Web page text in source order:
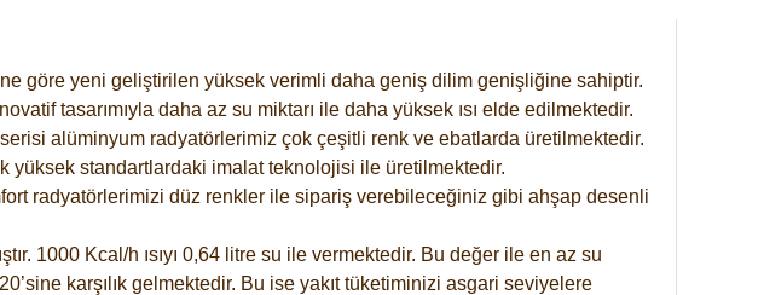
göre yeni geliştirilen yüksek verimli daha geniş dilim genişliğine sahiptir.
tasarımıyla daha az su miktarı ile daha yüksek ısı elde edilmektedir.
alüminyum radyatörlerimiz çok çeşitli renk ve ebatlarda üretilmektedir.
yüksek standartlardaki imalat teknolojisi ile üretilmektedir.
radyatörlerimizi düz renkler ile sipariş verebileceğiniz gibi ahşap desenli
1000 Kcal/h ısıyı 0,64 litre su ile vermektedir. Bu değer ile en az su
karşılık gelmektedir. Bu ise yakıt tüketiminizi asgari seviyelere